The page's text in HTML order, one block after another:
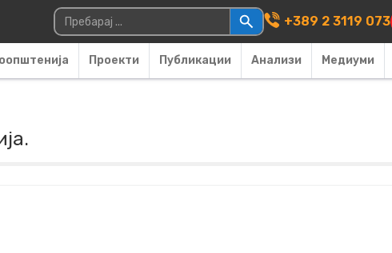
Main Navigation
Пребарувај за: +389 2 3119 073
Проекти Публикации Анализи Медиуми